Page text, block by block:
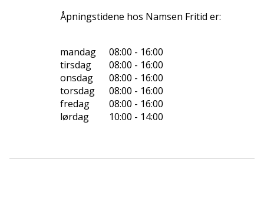
Åpningstidene hos Namsen Fritid er:
mandag
08:00 - 16:00
tirsdag
08:00 - 16:00
onsdag
08:00 - 16:00
torsdag
08:00 - 16:00
fredag
08:00 - 16:00
lørdag
10:00 - 14:00